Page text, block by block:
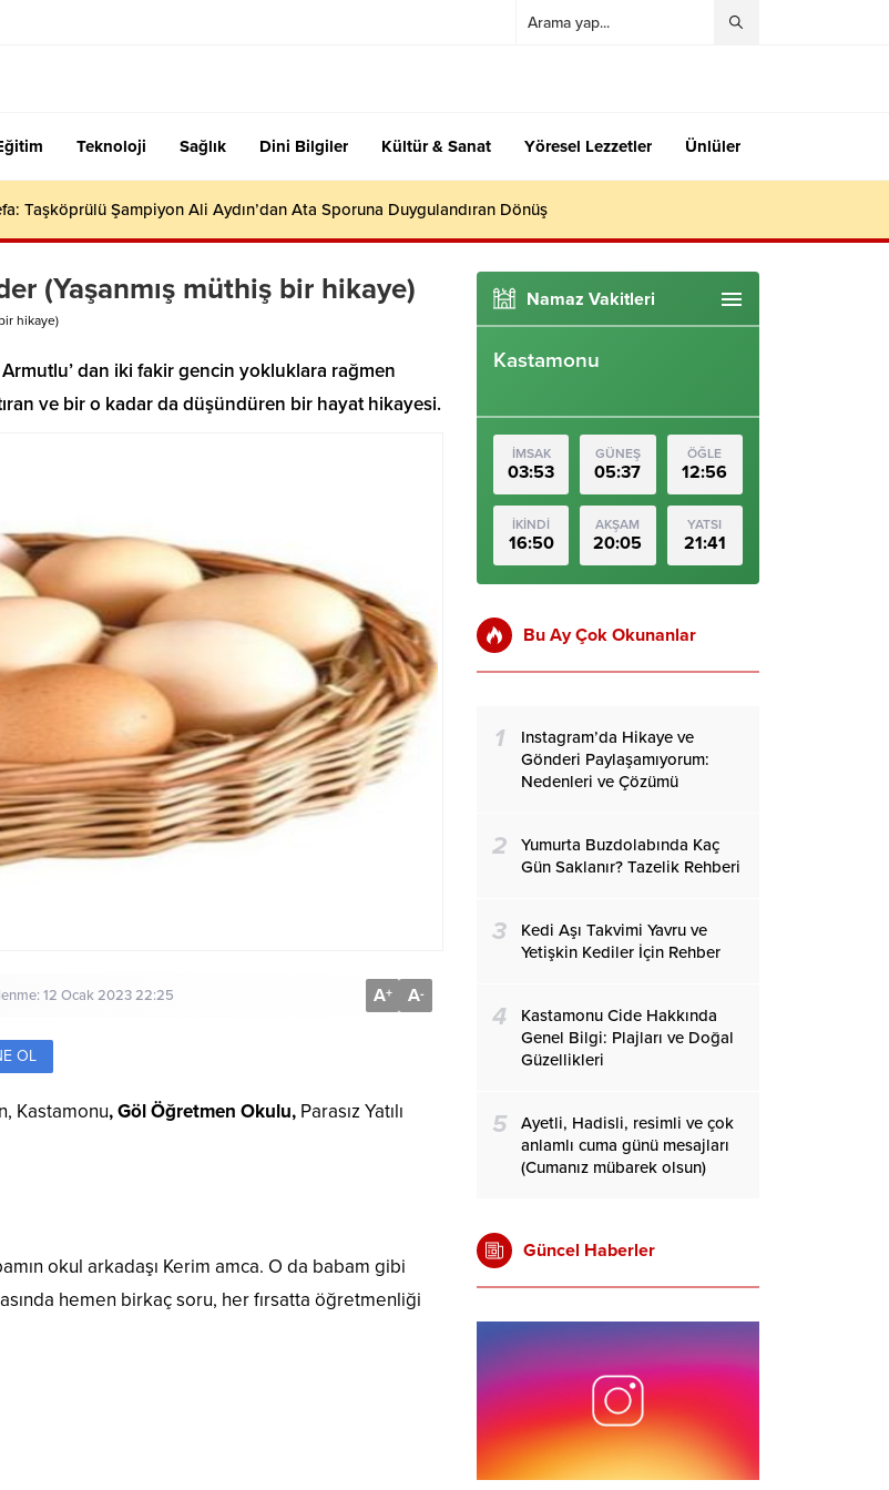
Teknoloji Sağlık Dini Bilgiler Kültür & Sanat Yöresel Lezzetler Ünlüler
Taşköprülü Şampiyon Ali Aydın’dan Ata Sporuna Duygulandıran Dönüş
(Yaşanmış müthiş bir hikaye)
hikaye)
dan iki fakir gencin yokluklara rağmen
ve bir o kadar da düşündüren bir hayat hikayesi.
12 Ocak 2023 22:25 A+ A-
OL
Kastamonu, Göl Öğretmen Okulu, Parasız Yatılı
okul arkadaşı Kerim amca. O da babam gibi
hemen birkaç soru, her fırsatta öğretmenliği
Namaz Vakitleri
Kastamonu
İMSAK
03:53
GÜNEŞ
05:37
ÖĞLE
12:56
İKİNDİ
16:50
AKŞAM
20:05
YATSI
21:41
Bu Ay Çok Okunanlar
1
Instagram’da Hikaye ve
Gönderi Paylaşamıyorum:
Nedenleri ve Çözümü
2
Yumurta Buzdolabında Kaç
Gün Saklanır? Tazelik Rehberi
3
Kedi Aşı Takvimi Yavru ve
Yetişkin Kediler İçin Rehber
4
Kastamonu Cide Hakkında
Genel Bilgi: Plajları ve Doğal
Güzellikleri
5
Ayetli, Hadisli, resimli ve çok
anlamlı cuma günü mesajları
(Cumanız mübarek olsun)
Güncel Haberler